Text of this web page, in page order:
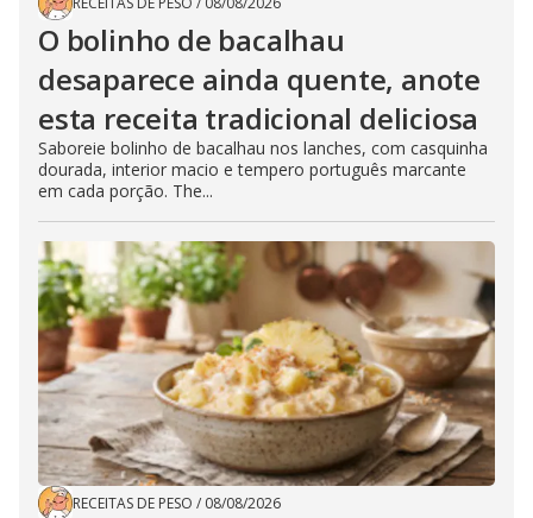
O bolinho de bacalhau
desaparece ainda quente, anote
esta receita tradicional deliciosa
Saboreie bolinho de bacalhau nos lanches, com casquinha
dourada, interior macio e tempero português marcante
em cada porção. The...
RECEITAS DE PESO / 08/08/2026